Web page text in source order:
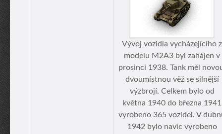
Vývoj vozidla vycházejícího z
modelu M2A3 byl zahájen v
prosinci 1938. Tank měl
dvoumístnou věž se silnější
výzbrojí. Celkem bylo od
května 1940 do března 1941
vyrobeno 365 vozidel. V
1942 bylo navíc vyrobeno